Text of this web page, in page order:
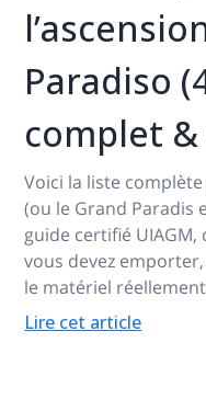
Paradiso
complet
Voici la liste
(ou le Grand Paradis
guide certifié
vous devez
le matériel
Lire cet article